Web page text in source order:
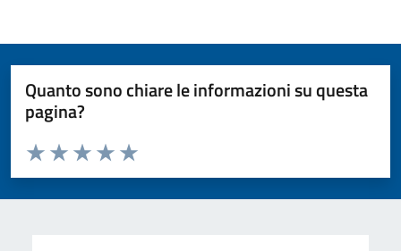
Quanto sono chiare le informazioni su questa
pagina?
Valuta da 1 a 5 stelle la pagina
Valuta 5 stelle su 5
Valuta 4 stelle su 5
Valuta 3 stelle su 5
Valuta 2 stelle su 5
Valuta 1 stelle su 5